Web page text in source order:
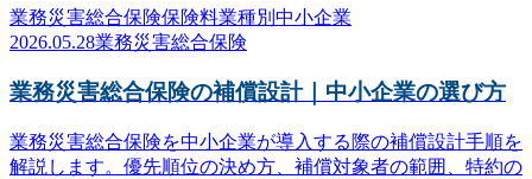
業務災害総合保険保険料業種別 中小企業
2026.05.28業務災害総合保険
業務災害総合保険の補償設計｜中小企業の選び方
業務災害総合保険を中小企業が導入する際の補償設計手順を
解説します。優先順位の決め方、補償対象者の範囲、特約の